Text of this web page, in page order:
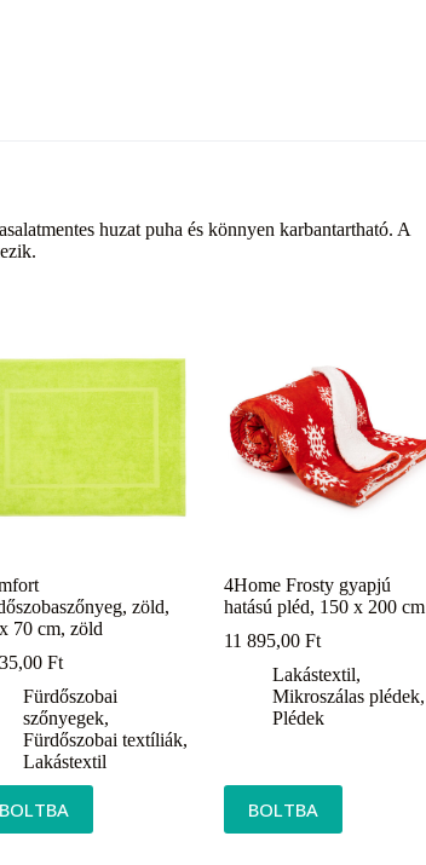
huzat puha és könnyen karbantartható. A
zöld,
70 cm, zöld
Ft
Fürdőszobai
szőnyegek,
Fürdőszobai textíliák,
Lakástextil
BOLTBA
4Home Frosty gyapjú
hatású pléd, 150 x 200 cm
11 895,00Ft
Lakástextil,
Mikroszálas plédek,
Plédek
BOLTBA